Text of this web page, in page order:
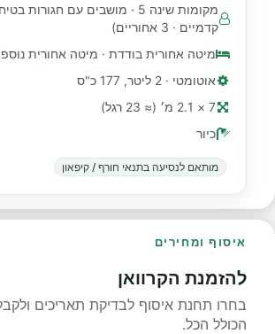
קדמיים · 3 אחוריים)
מיטה אחורית בודדת · מיטה אחורית
אוטומטי · 2 ליטר, 177 כ"ס
7 × 2.1 מ׳ (≈ 23 רגל)
כיור
מותאם לנסיעה בתנאי חורף / קיפאון
איסוף ומחירים
להזמנת הקרוואן
בחרו תחנת איסוף לבדיקת תאריכים
הכולל הכל.